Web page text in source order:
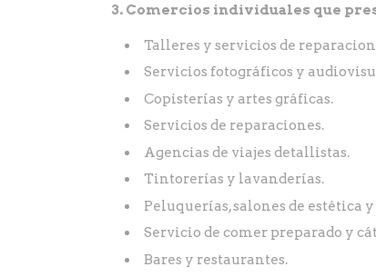
3. Comercios individuales que
Talleres y servicios de
Servicios fotográficos y
Copisterías y artes gráficas.
Servicios de reparaciones.
Agencias de viajes detallistas.
Tintorerías y lavanderías.
Peluquerías, salones de estética
Servicio de comer preparado y
Bares y restaurantes.